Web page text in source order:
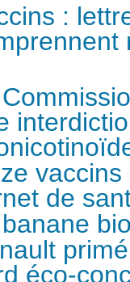
:
de
éco-